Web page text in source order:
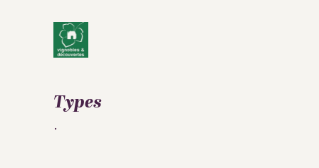
Types